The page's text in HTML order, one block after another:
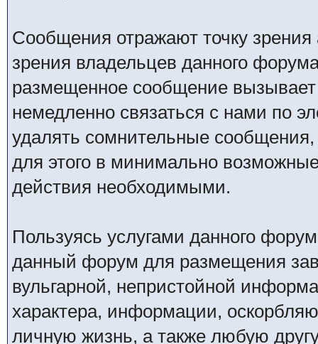
Сообщения отражают точку зрения
зрения владельцев данного
размещенное сообщение
немедленно связаться с нами по
удалять сомнительные
для этого в минимально
действия необходимыми.
Пользуясь услугами данного
данный форум для размещения
вульгарной, непристойной
характера, информации,
личную жизнь, а также любую